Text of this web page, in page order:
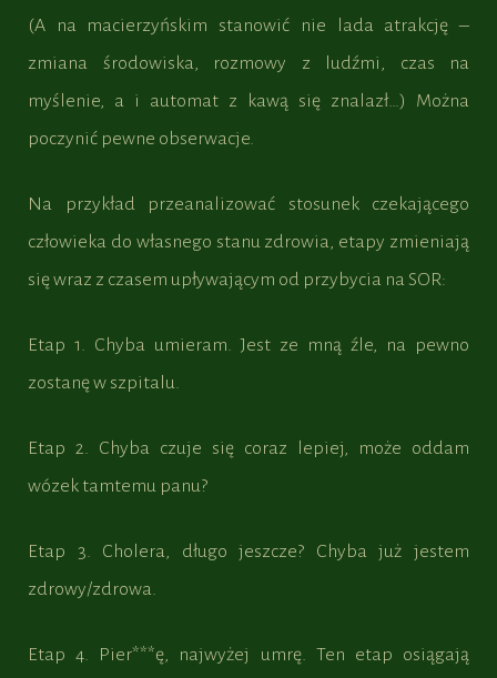
(A na macierzyńskim stanowić nie lada atrakcję –
zmiana środowiska, rozmowy z ludźmi, czas na
myślenie, a i automat z kawą się znalazł…) Można
poczynić pewne obserwacje.
Na przykład przeanalizować stosunek czekającego
człowieka do własnego stanu zdrowia, etapy zmieniają
się wraz z czasem upływającym od przybycia na SOR:
Etap 1. Chyba umieram. Jest ze mną źle, na pewno
zostanę w szpitalu.
Etap 2. Chyba czuje się coraz lepiej, może oddam
wózek tamtemu panu?
Etap 3. Cholera, długo jeszcze? Chyba już jestem
zdrowy/zdrowa.
Etap 4. Pier***ę, najwyżej umrę. Ten etap osiągają